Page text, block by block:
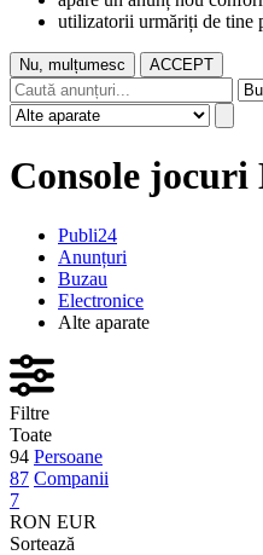
utilizatorii urmăriți de tine
Nu, mulțumesc ACCEPT
Console jocuri
Publi24
Anunțuri
Buzau
Electronice
Alte aparate
Filtre
Toate
94 Persoane
87 Companii
7
RON EUR
Sortează